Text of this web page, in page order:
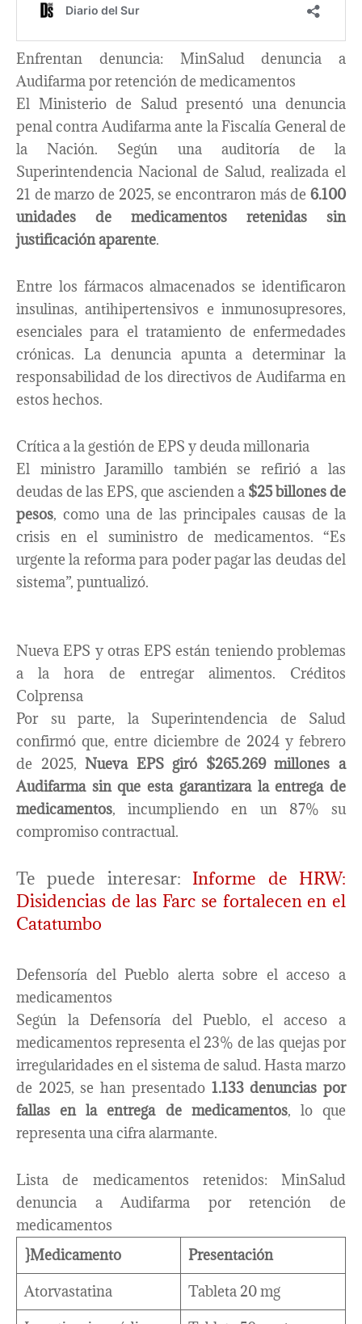
Enfrentan denuncia: MinSalud denuncia a
Audifarma por retención de medicamentos
El Ministerio de Salud presentó una denuncia
penal contra Audifarma ante la Fiscalía General de
la Nación. Según una auditoría de la
Superintendencia Nacional de Salud, realizada el
21 de marzo de 2025, se encontraron más de 6.100
unidades de medicamentos retenidas sin
justificación aparente.
Entre los fármacos almacenados se identificaron
insulinas, antihipertensivos e inmunosupresores,
esenciales para el tratamiento de enfermedades
crónicas. La denuncia apunta a determinar la
responsabilidad de los directivos de Audifarma en
estos hechos.
Crítica a la gestión de EPS y deuda millonaria
El ministro Jaramillo también se refirió a las
deudas de las EPS, que ascienden a $25 billones de
pesos, como una de las principales causas de la
crisis en el suministro de medicamentos. “Es
urgente la reforma para poder pagar las deudas del
sistema”, puntualizó.
Nueva EPS y otras EPS están teniendo problemas
a la hora de entregar alimentos. Créditos
Colprensa
Por su parte, la Superintendencia de Salud
confirmó que, entre diciembre de 2024 y febrero
de 2025,Nueva EPS giró $265.269 millones a
Audifarma sin que esta garantizara la entrega de
medicamentos, incumpliendo en un 87% su
compromiso contractual.
Te puede interesar: Informe de HRW:
Disidencias de las Farc se fortalecen en el
Catatumbo
Defensoría del Pueblo alerta sobre el acceso a
medicamentos
Según la Defensoría del Pueblo, el acceso a
medicamentos representa el 23% de las quejas por
irregularidades en el sistema de salud. Hasta marzo
de 2025, se han presentado 1.133 denuncias por
fallas en la entrega de medicamentos, lo que
representa una cifra alarmante.
Lista de medicamentos retenidos: MinSalud
denuncia a Audifarma por retención de
medicamentos
}Medicamento
Presentación
Atorvastatina
Tableta 20 mg